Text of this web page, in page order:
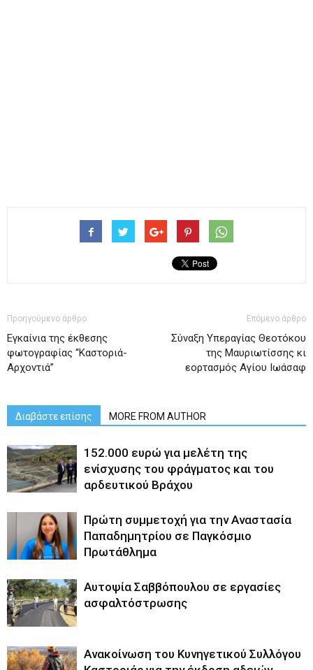
Προηγούμενο άρθρο
Εγκαίνια της έκθεσης
φωτογραφίας “Καστοριά-
Αρχοντιά”
Επόμενο άρθρο
Σύναξη Υπεραγίας Θεοτόκου
της Μαυριωτίσσης κι
εορτασμός Αγίου Ιωάσαφ
Διαβάστε επίσης MORE FROM AUTHOR
152.000 ευρώ για μελέτη της
ενίσχυσης του φράγματος και του
αρδευτικού Βράχου
Πρώτη συμμετοχή για την Αναστασία
Παπαδημητρίου σε Παγκόσμιο
Πρωτάθλημα
Αυτοψία Σαββόπουλου σε εργασίες
ασφαλτόστρωσης
Ανακοίνωση του Κυνηγετικού Συλλόγου